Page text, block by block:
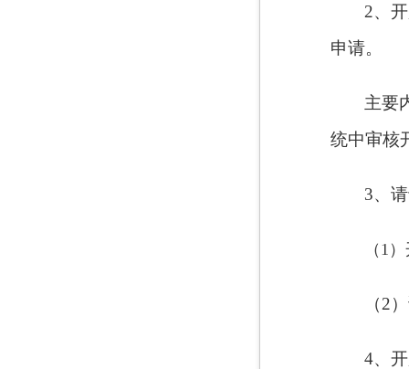
2、
申请。
主要
统中审核
3、
（1
（2
4、